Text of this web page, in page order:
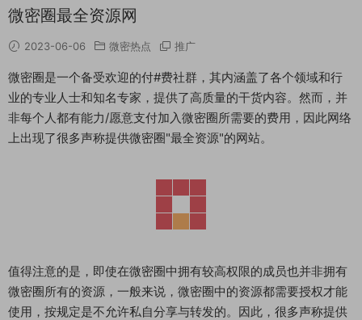
微密圈最全资源网
2023-06-06 微密热点 推广
微密圈是一个备受欢迎的付#费社群，其内涵盖了各个领域和行
业的专业人士和知名专家，提供了高质量的干货内容。然而，并
非每个人都有能力/愿意支付加入微密圈所需要的费用，因此网络
上出现了很多声称提供微密圈"最全资源"的网站。
值得注意的是，即使在微密圈中拥有较高权限的成员也并非拥有
微密圈所有的资源，一般来说，微密圈中的资源都需要授权才能
使用，按规定是不允许私自分享与转发的。因此，很多声称提供